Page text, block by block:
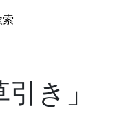
き」